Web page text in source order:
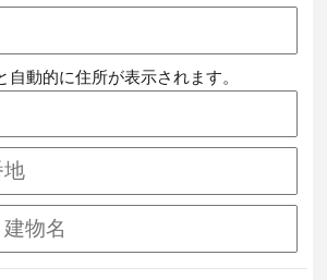
動的に住所が表示されます。